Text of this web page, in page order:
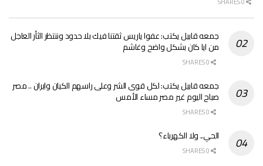
جمعه قابيل يكتب: عفوا ياريس ثقتنا فيك بلا حدود وننتظر الثأر العاجل
من ايا كان بشكل واضح وغاشم
جمعه قابيل يكتب: لكل قوى الشر وعلى راسهم الكيان وايران .. مصر
صباح اليوم غير مصر مساء الأمس
الحي.. ولا الكهرباء؟